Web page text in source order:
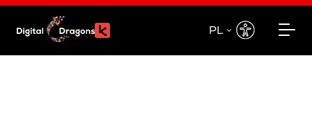
PL
EN